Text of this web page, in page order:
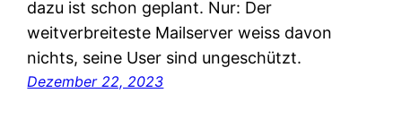
dazu ist schon geplant. Nur: Der
weitverbreiteste Mailserver weiss davon
nichts, seine User sind ungeschützt.
Dezember 22, 2023